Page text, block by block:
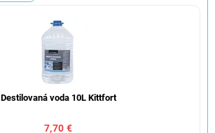
Destilovaná voda 10L Kittfort
7,70 €